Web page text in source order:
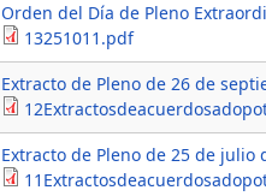
Orden del Día de Pleno
13251011.pdf
Extracto de Pleno de 26 de
Extracto de Pleno de 25 de julio